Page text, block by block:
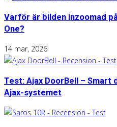
Varför är bilden inzoomad
One?
14 mar, 2026
Test: Ajax DoorBell – Smart
Ajax-systemet